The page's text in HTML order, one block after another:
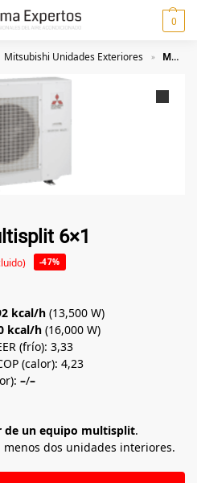
0
Mitsubishi Unidades Exteriores » MXZ-6F120VF Multisplit 6×1
6×1
-47%
kcal/h (13,500 W)
kcal/h (16,000 W)
(frío): 3,33
(calor): 4,23
–/–
de un equipo multisplit.
dos unidades interiores.